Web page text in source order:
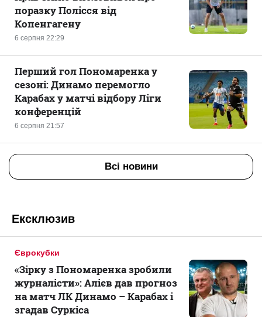
6 серпня 22:29
поразку Полісся від
Копенгагену
6 серпня 21:57
Перший гол Пономаренка у
сезоні: Динамо перемогло
Карабах у матчі відбору Ліги
конференцій
Всі новини
Ексклюзив
Єврокубки
«Зірку з Пономаренка зробили
журналісти»: Алієв дав прогноз
на матч ЛК Динамо – Карабах і
згадав Суркіса